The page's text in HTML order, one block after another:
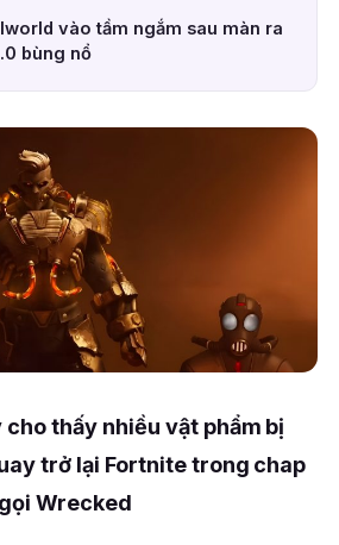
vào tầm ngắm sau màn ra
bùng nổ
thấy nhiều vật phẩm bị
trở lại Fortnite trong chap
Wrecked